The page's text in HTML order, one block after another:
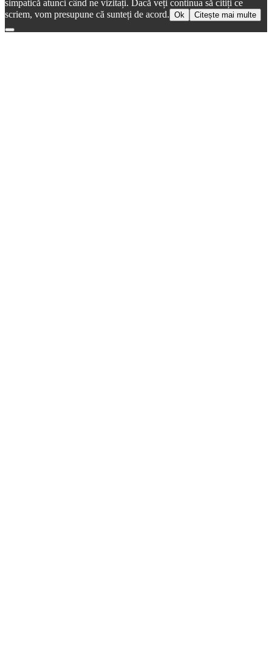
simpatică atunci când ne vizitați. Dacă veți continua să citiți ce
scriem, vom presupune că sunteți de acord. Ok Citește mai multe